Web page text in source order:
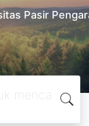
Pasir